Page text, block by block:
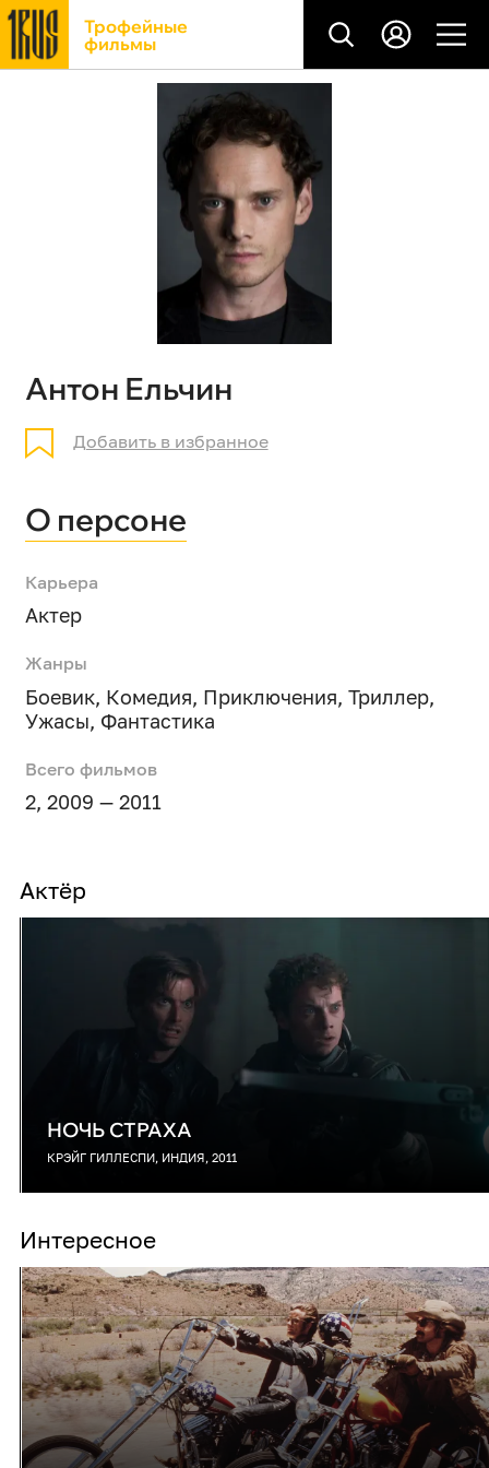
Трофейные
фильмы
Антон Ельчин
Добавить в избранное
О персоне
Карьера
Актер
Жанры
Боевик, Комедия, Приключения, Триллер,
Ужасы, Фантастика
Всего фильмов
2, 2009 — 2011
Актёр
НОЧЬ СТРАХА
КРЭЙГ ГИЛЛЕСПИ, ИНДИЯ, 2011
Интересное